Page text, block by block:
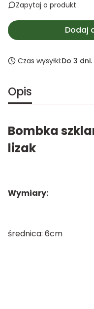
Zapytaj o produkt
Dodaj
Czas wysyłki:Do 3 dni.
Opis
Bombka
lizak
Wymiary:
średnica: 6cm